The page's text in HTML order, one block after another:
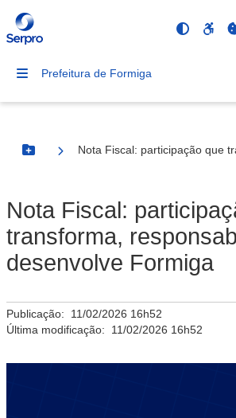
Prefeitura de Formiga
Botão Menu
Nota Fiscal: participação que
Nota Fiscal:
transforma,
desenvolve Formiga
Publicação: 11/02/2026 16h52
Última modificação: 11/02/2026 16h52